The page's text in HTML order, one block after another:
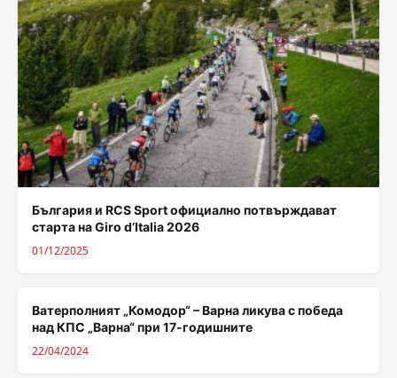
България и RCS Sport официално потвърждават
старта на Giro d’Italia 2026
01/12/2025
Ватерполният „Комодор“ – Варна ликува с победа
над КПС „Варна“ при 17-годишните
22/04/2024